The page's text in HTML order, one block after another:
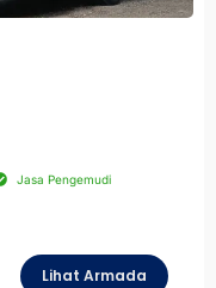
Jasa Pengemudi
Lihat Armada